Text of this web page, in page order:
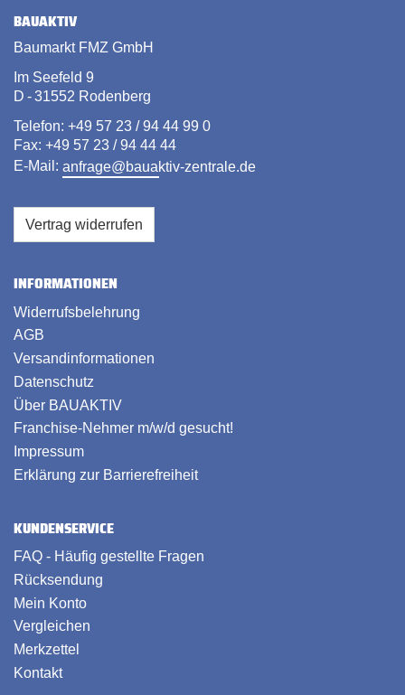
BAUAKTIV
Baumarkt FMZ GmbH
Im Seefeld 9
D - 31552 Rodenberg
Telefon: +49 57 23 / 94 44 99 0
Fax: +49 57 23 / 94 44 44
E-Mail: anfrage@bauaktiv-zentrale.de
Vertrag widerrufen
INFORMATIONEN
Widerrufsbelehrung
AGB
Versandinformationen
Datenschutz
Über BAUAKTIV
Franchise-Nehmer m/w/d gesucht!
Impressum
Erklärung zur Barrierefreiheit
KUNDENSERVICE
FAQ - Häufig gestellte Fragen
Rücksendung
Mein Konto
Vergleichen
Merkzettel
Kontakt